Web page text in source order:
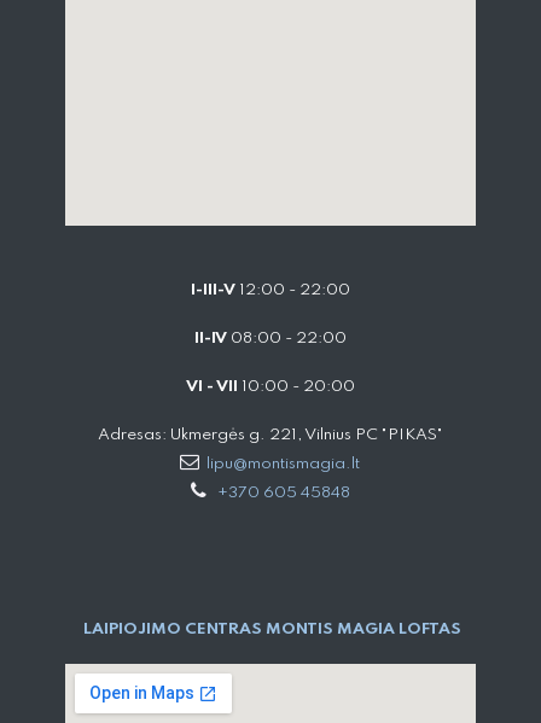
I-III-V 12:00 - 22:00
II-IV 08:00 - 22:00
VI - VII 10:00 - 20:00
Adresas: Ukmergės g. 221, Vilnius PC "PIKAS"
lipu@montismagia.lt
+370 605 45848
LAIPIOJIMO CENTRAS MONTIS MAGIA LOFTAS